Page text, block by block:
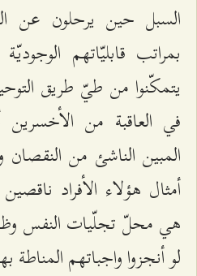
السبل حين يرحلون عن
بمراتب قابليّاتهم
يتمكّنوا من طيّ طريق
في العاقبة من
المبين الناشئ من النقصان
أمثال هؤلاء الأفراد
هي محلّ تجلّيات النفس
لو أنجزوا واجباتهم